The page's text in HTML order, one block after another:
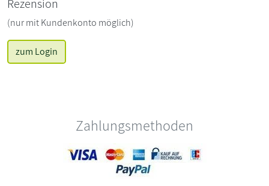
Rezension
(nur mit Kundenkonto möglich)
zum Login
Zahlungsmethoden